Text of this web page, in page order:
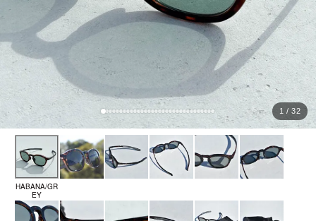
KISOGAWA BLOG
SHOP NEWS
ログイン
新規会員登録
1 / 32
HABANA/GR
EY